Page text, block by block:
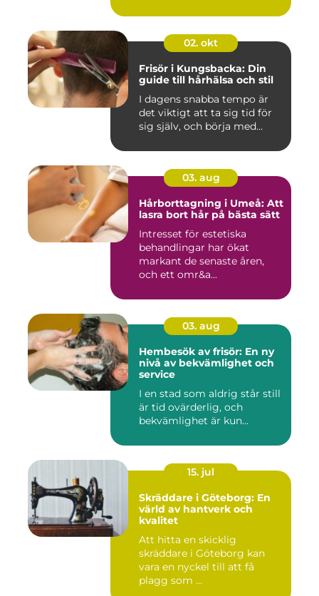
02. okt
Frisör i Kungsbacka: Din
guide till hårhälsa och stil
I dagens snabba tempo är
det viktigt att ta sig tid för
sig själv, och börja med...
03. aug
Hårborttagning i Umeå: Att
lasra bort hår på bästa sätt
Intresset för estetiska
behandlingar har ökat
markant de senaste åren,
och ett omr&a...
03. aug
Hembesök av frisör: En ny
nivå av bekvämlighet och
service
I en stad som aldrig står still
är tid ovärderlig, och
bekvämlighet är kun...
15. jul
Skräddare i Göteborg: En
värld av hantverk och
kvalitet
Att hitta en skicklig
skräddare i Göteborg kan
vara en nyckel till att få
plagg som ...